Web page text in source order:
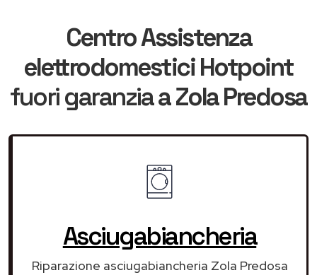
Centro Assistenza
elettrodomestici Hotpoint
fuori garanziaa Zola Predosa
Asciugabiancheria
Riparazione asciugabiancheria Zola Predosa